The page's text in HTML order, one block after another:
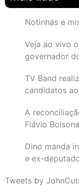
Notinhas e
Veja ao vivo
governador
TV Band
candidatos
A
Flávio
Dino manda
e ex-
Tweets by